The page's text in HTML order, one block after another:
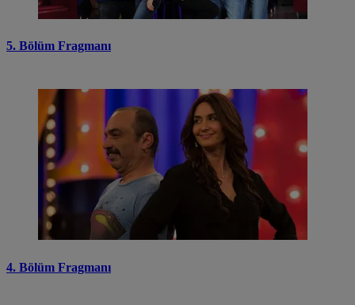
5. Bölüm Fragmanı
4. Bölüm Fragmanı